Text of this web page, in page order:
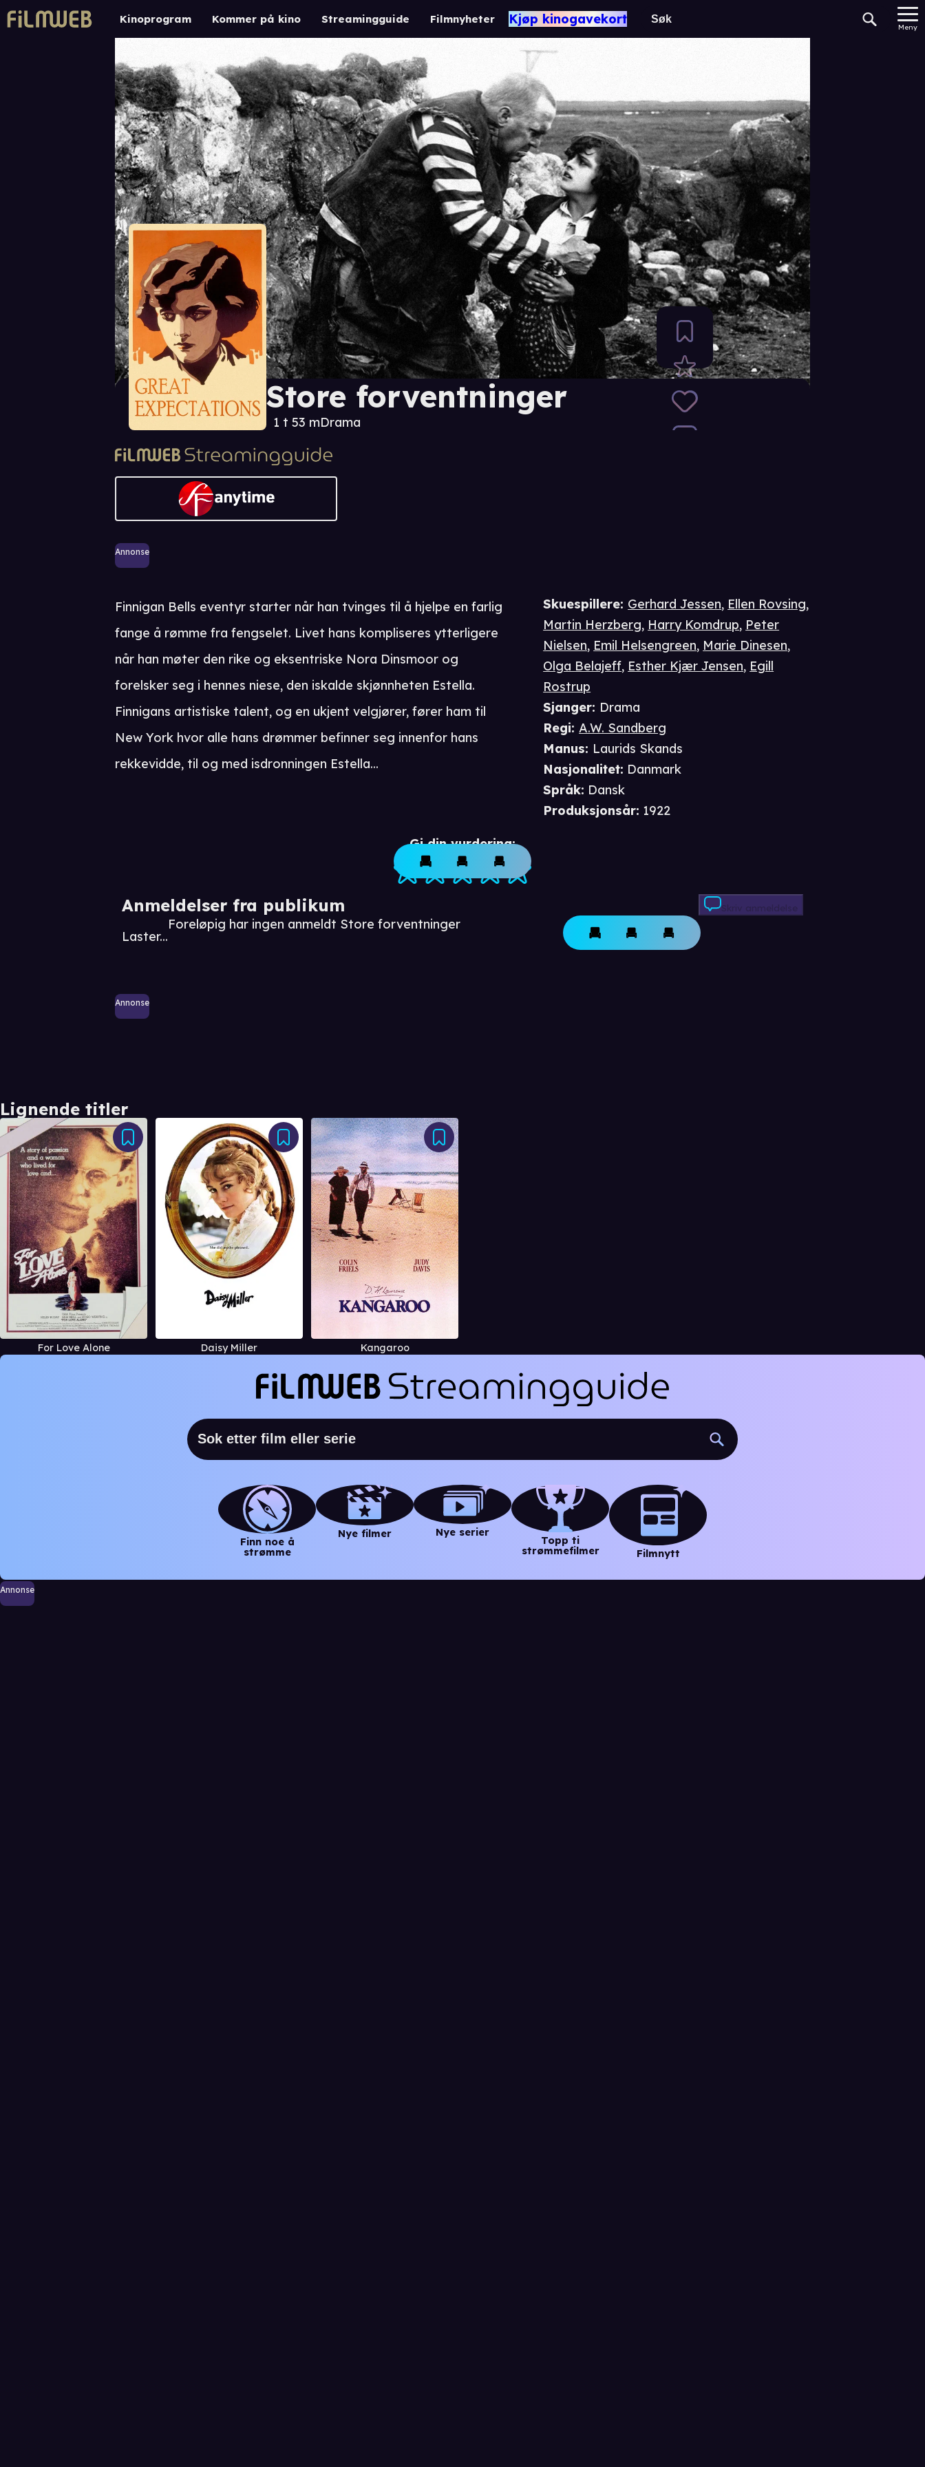
Kinoprogram Kommer på kino Streamingguide Filmnyheter Kjøp kinogavekort
Meny
Store forventninger
1 t 53 mDrama
Annonse
Gi din vurdering:
Anmeldelser fra publikum
Laster...
Foreløpig har ingen anmeldt Store forventninger
Skriv anmeldelse
Annonse
Skuespillere: Gerhard Jessen, Ellen Rovsing,
Martin Herzberg, Harry Komdrup, Peter
Nielsen, Emil Helsengreen, Marie Dinesen,
Olga Belajeff, Esther Kjær Jensen, Egill
Rostrup
Sjanger: Drama
Regi:A.W. Sandberg
Manus: Laurids Skands
Nasjonalitet: Danmark
Språk: Dansk
Produksjonsår: 1922
Finnigan Bells eventyr starter når han tvinges til å hjelpe en farlig
fange å rømme fra fengselet. Livet hans kompliseres ytterligere
når han møter den rike og eksentriske Nora Dinsmoor og
forelsker seg i hennes niese, den iskalde skjønnheten Estella.
Finnigans artistiske talent, og en ukjent velgjører, fører ham til
New York hvor alle hans drømmer befinner seg innenfor hans
rekkevidde, til og med isdronningen Estella...
Lignende titler
For Love Alone Daisy Miller Kangaroo
Finn noe å
strømme
Nye filmer Nye serier
Topp ti
strømmefilmer
Filmnytt
Annonse